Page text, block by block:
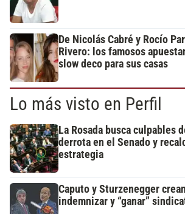
De Nicolás Cabré y Rocío
Rivero: los famosos
slow deco para sus casas
Lo más visto en Perfil
La Rosada busca culpables
derrota en el Senado y
estrategia
Caputo y Sturzenegger
indemnizar y “ganar”